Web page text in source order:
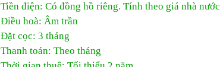
Tiền điện: Có đồng hồ riêng. Tính theo giá nhà nước
Điều hoà: Âm trần
Đặt cọc: 3 tháng
Thanh toán: Theo tháng